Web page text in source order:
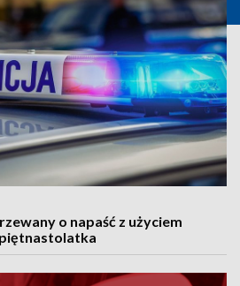
o napaść z użyciem